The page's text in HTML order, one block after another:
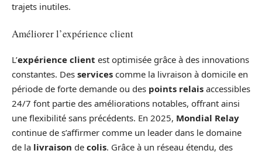
trajets inutiles.
Améliorer l’expérience client
L’expérience client est optimisée grâce à des innovations
constantes. Des services comme la livraison à domicile en
période de forte demande ou des points relais accessibles
24/7 font partie des améliorations notables, offrant ainsi
une flexibilité sans précédents. En 2025, Mondial Relay
continue de s’affirmer comme un leader dans le domaine
de la livraison de colis. Grâce à un réseau étendu, des